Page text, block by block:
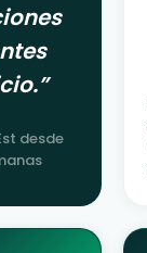
”
desde